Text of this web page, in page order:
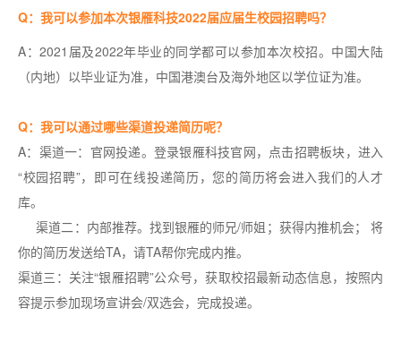
Q：我可以参加本次银雁科技2022届应届生校园招聘吗？
A：2021届及2022年毕业的同学都可以参加本次校招。中国大陆
（内地）以毕业证为准，中国港澳台及海外地区以学位证为准。
Q：我可以通过哪些渠道投递简历呢？
A：渠道一：官网投递。登录银雁科技官网，点击招聘板块，进入
“校园招聘”，即可在线投递简历，您的简历将会进入我们的人才
库。
渠道二：内部推荐。找到银雁的师兄/师姐；获得内推机会； 将
你的简历发送给TA，请TA帮你完成内推。
渠道三：关注“银雁招聘”公众号，获取校招最新动态信息，按照内
容提示参加现场宣讲会/双选会，完成投递。